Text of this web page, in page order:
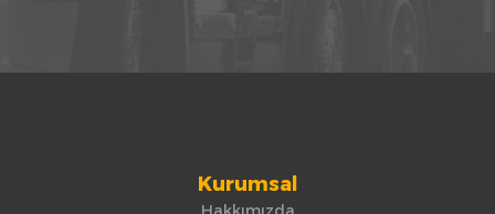
Kurumsal